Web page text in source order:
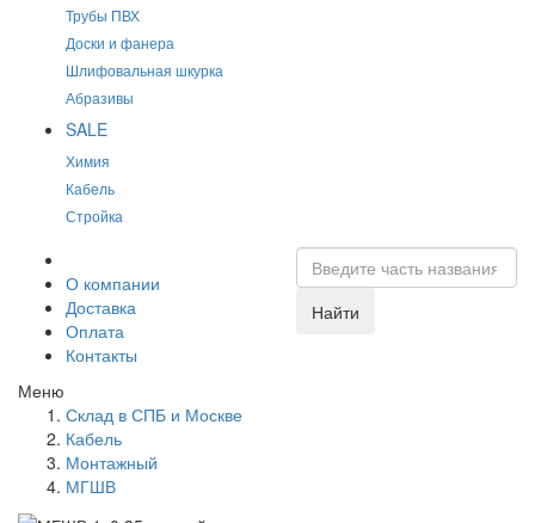
Трубы ПВХ
Доски и фанера
Шлифовальная шкурка
Абразивы
SALE
Химия
Кабель
Стройка
О компании
Доставка
Оплата
Контакты
Найти
Меню
Склад в СПБ и Москве
Кабель
Монтажный
МГШВ